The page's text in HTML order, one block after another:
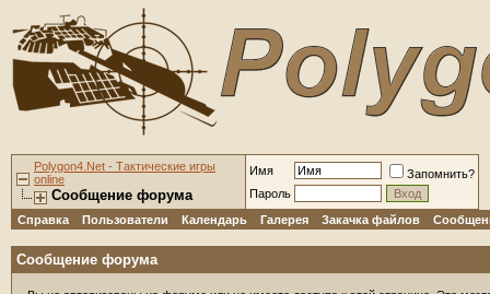
Polygon4.Net - Тактические игры
online
Сообщение форума
Имя
Запомнить?
Пароль
Справка
Пользователи Календарь Галерея Закачка файлов
Сообщение форума